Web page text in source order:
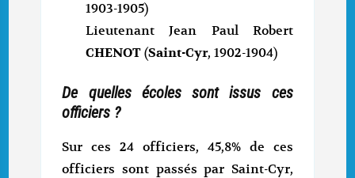
1903-1905)
Lieutenant Jean Paul Robert
CHENOT(Saint-Cyr, 1902-1904)
De quelles écoles sont issus ces
officiers ?
Sur ces 24 officiers, 45,8% de ces
officiers sont passés par Saint-Cyr,